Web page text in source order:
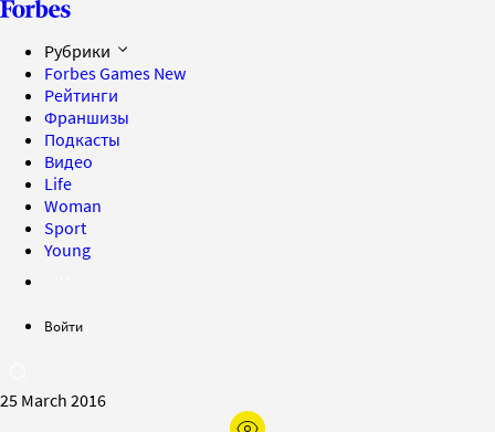
Рубрики
Forbes Games New
Рейтинги
Франшизы
Подкасты
Видео
Life
Woman
Sport
Young
Войти
25 March 2016